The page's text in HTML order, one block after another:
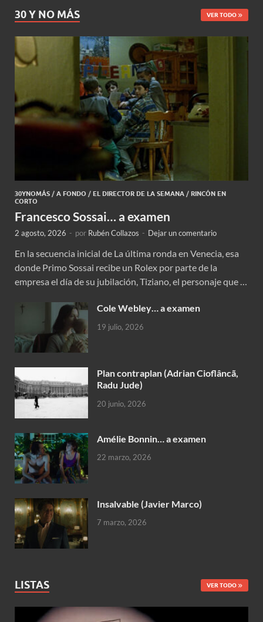
30 Y NO MÁS VER TODO
30YNOMÁS / A FONDO / EL DIRECTOR DE LA SEMANA / RINCÓN EN
CORTO
Francesco Sossai… a examen
2 agosto, 2026 - por Rubén Collazos - Dejar un comentario
En la secuencia inicial de La última ronda en Venecia, esa
donde Primo Sossai recibe un Rolex por parte de la
empresa el día de su jubilación, Tiziano, el personaje que …
Cole Webley… a examen
19 julio, 2026
Plan contraplan (Adrian Cioflâncã,
Radu Jude)
20 junio, 2026
Amélie Bonnin… a examen
22 marzo, 2026
Insalvable (Javier Marco)
7 marzo, 2026
LISTAS VER TODO